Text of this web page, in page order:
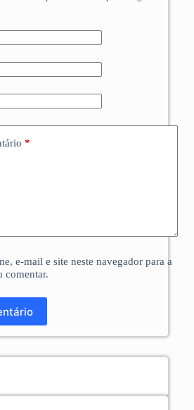
*
e-mail e site neste navegador para a
comentar.